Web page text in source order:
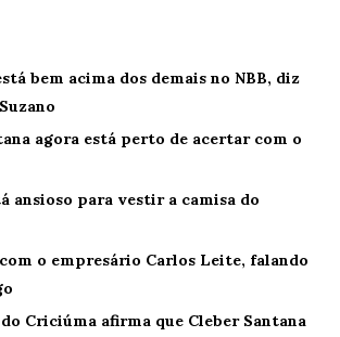
bem acima dos demais no NBB, diz
agora está perto de acertar com o
ansioso para vestir a camisa do
o empresário Carlos Leite, falando
Criciúma afirma que Cleber Santana